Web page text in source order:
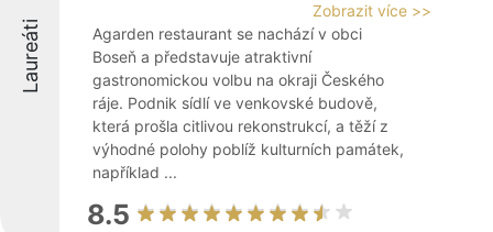
Laureáti
Zobrazit více >>
Agarden restaurant se nachází v obci
Boseň a představuje atraktivní
gastronomickou volbu na okraji Českého
ráje. Podnik sídlí ve venkovské budově,
která prošla citlivou rekonstrukcí, a těží z
výhodné polohy poblíž kulturních památek,
například ...
8.5